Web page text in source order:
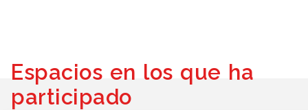
Espacios en los que ha
participado